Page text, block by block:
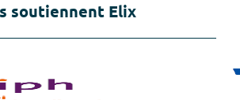
soutiennent Elix